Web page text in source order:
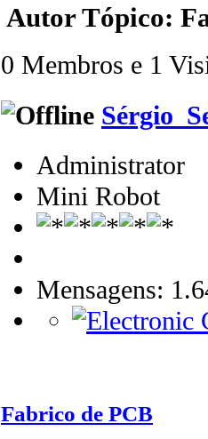
AutorTópico:
0 Membros e 1
Administrator
Mini Robot
Mensagens:
Fabrico de PCB